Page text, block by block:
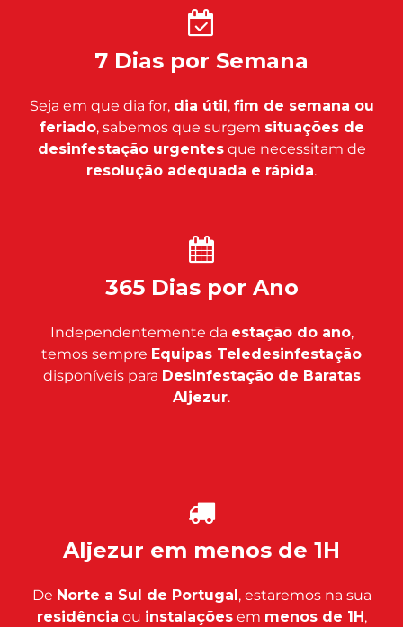
7 Dias por Semana
Seja em que dia for, dia útil , fim de semana ou
feriado, sabemos que surgem situações de
desinfestação urgentesque necessitam de
resolução adequada e rápida.
365 Dias por Ano
Independentemente da estação do ano,
temos sempre Equipas Teledesinfestação
disponíveis para Desinfestação de Baratas
Aljezur.
Aljezur em menos de 1H
De Norte a Sul de Portugal , estaremos na sua
residência ou instalaçõesem menos de 1H ,